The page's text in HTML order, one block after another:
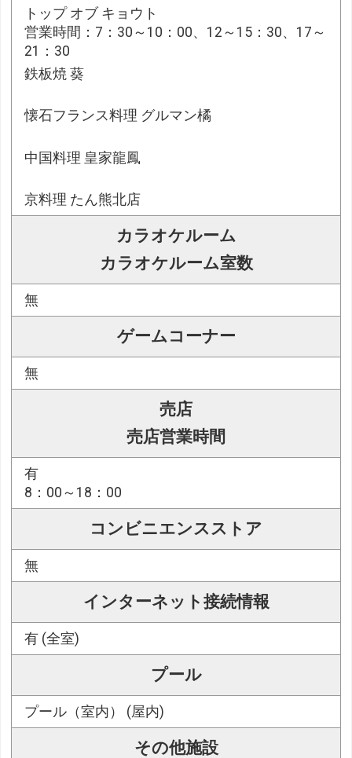
トップ オブ キョウト
営業時間：7：30～10：00、12～15：30、17～
21：30
鉄板焼 葵
懐石フランス料理 グルマン橘
中国料理 皇家龍鳳
京料理 たん熊北店
カラオケルーム
カラオケルーム室数
無
ゲームコーナー
無
売店
売店営業時間
有
8：00～18：00
コンビニエンスストア
無
インターネット接続情報
有 (全室)
プール
プール（室内） (屋内)
その他施設